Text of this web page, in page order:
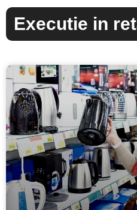
Executie in